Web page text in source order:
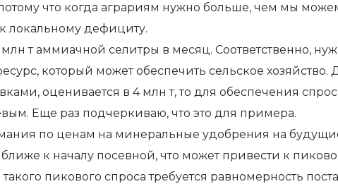
что когда аграриям нужно больше, чем мы можем
локальному дефициту.
т аммиачной селитры в месяц. Соответственно,
который может обеспечить сельское
оценивается в 4 млн т, то для обеспечения
Еще раз подчеркиваю, что это для примера.
по ценам на минеральные удобрения на
к началу посевной, что может привести к
пикового спроса требуется равномерность